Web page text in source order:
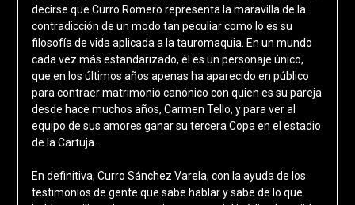
decirse que Curro Romero representa la maravilla de la
contradicción de un modo tan peculiar como lo es su
filosofía de vida aplicada a la tauromaquia. En un mundo
cada vez más estandarizado, él es un personaje único,
que en los últimos años apenas ha aparecido en público
para contraer matrimonio canónico con quien es su pareja
desde hace muchos años, Carmen Tello, y para ver al
equipo de sus amores ganar su tercera Copa en el estadio
de la Cartuja.
En definitiva, Curro Sánchez Varela, con la ayuda de los
testimonios de gente que sabe hablar y sabe de lo que